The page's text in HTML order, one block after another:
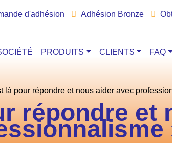
d'adhésion Adhésion Bronze
PRODUITS CLIENTS FAQ
là pour répondre et nous aider avec
répondre et